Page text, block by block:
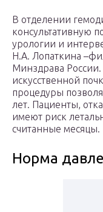
В отделении
консультативную
урологии и
Н.А. Лопаткина
Минздрава
искусственной
процедуры
лет. Пациенты,
имеют риск
считанные месяцы.
Норма